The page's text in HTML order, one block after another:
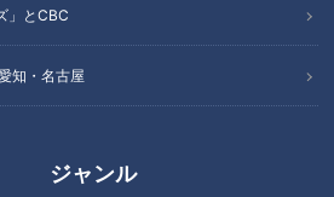
」とCBC
知・名古屋
ジャンル
り」
!?
「糖尿病」夏の食生活に注